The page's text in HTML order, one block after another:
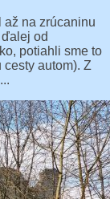
až na zrúcaninu
od
potiahli sme to
autom). Z